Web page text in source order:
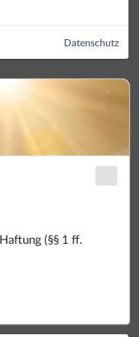
(§§ 1 ff.
Datenschutz